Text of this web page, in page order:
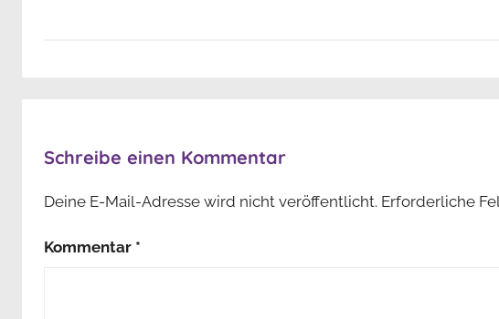
Schreibe einen Kommentar
Deine E-Mail-Adresse wird nicht veröffentlicht. Erforderliche
Kommentar *